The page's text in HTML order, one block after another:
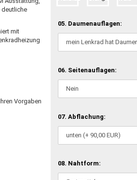
05. Daumenauflagen:
06. Seitenauflagen:
07. Abflachung:
08. Nahtform:
deutliche
mit
Vorgaben